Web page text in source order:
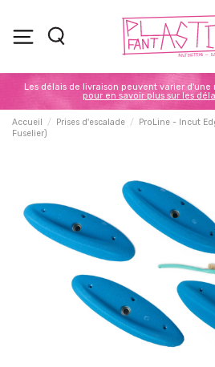
Les délais de livraison peuvent varier d'une
pour en savoir plus sur les
Accueil Prises d'escalade
ProLine - Incut
Fuselier)